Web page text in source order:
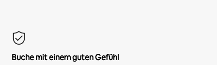
Buche mit einem guten Gefühl